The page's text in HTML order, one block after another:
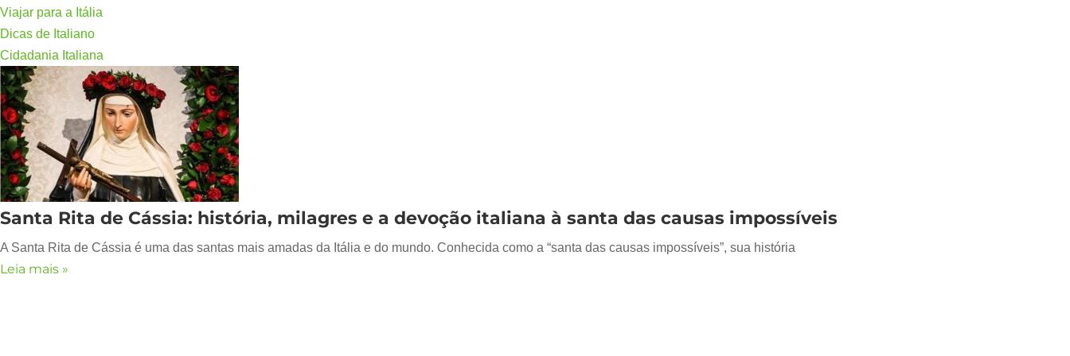
Viajar para a Itália
Dicas de Italiano
Cidadania Italiana
Santa Rita de Cássia: história, milagres e a devoção italiana à santa das causas impossíveis
A Santa Rita de Cássia é uma das santas mais amadas da Itália e do mundo. Conhecida como a “santa das causas impossíveis”, sua história
Leia mais »